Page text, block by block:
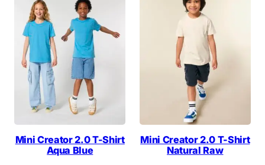
Mini Creator 2.0 T-Shirt
Aqua Blue
Mini Creator 2.0 T-Shirt
Natural Raw